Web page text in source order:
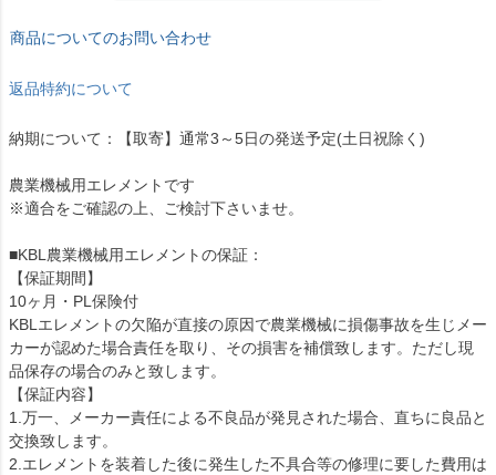
商品についてのお問い合わせ
返品特約について
納期について：【取寄】通常3～5日の発送予定(土日祝除く)
農業機械用エレメントです
※適合をご確認の上、ご検討下さいませ。
■KBL農業機械用エレメントの保証：
【保証期間】
10ヶ月・PL保険付
KBLエレメントの欠陥が直接の原因で農業機械に損傷事故を生じメー
カーが認めた場合責任を取り、その損害を補償致します。ただし現
品保存の場合のみと致します。
【保証内容】
1.万一、メーカー責任による不良品が発見された場合、直ちに良品と
交換致します。
2.エレメントを装着した後に発生した不具合等の修理に要した費用は